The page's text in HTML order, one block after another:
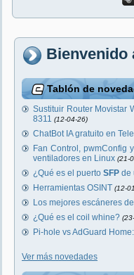
Bienvenido
Tablón de
Sustituir Router Movistar
8311 (12-04-26)
ChatBot IA gratuito en
Fan Control, pwmConfig
ventiladores en Linux (21-
¿Qué es el puerto SFP de
Herramientas OSINT (12-
Los mejores escáneres
¿Qué es el coil whine?
Pi-hole vs AdGuard
Ver más novedades